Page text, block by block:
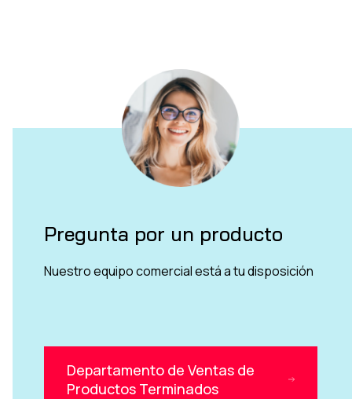
Pregunta por un producto
Nuestro equipo comercial está a tu disposición
Departamento de Ventas de
Productos Terminados